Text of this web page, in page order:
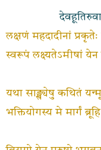
लक्षणं महदादीनां
स्वरूपं लक्ष्यतेऽमीषां येन
यथा साङ्ख्येषु कथितं
भक्तियोगस्य मे मार्गं